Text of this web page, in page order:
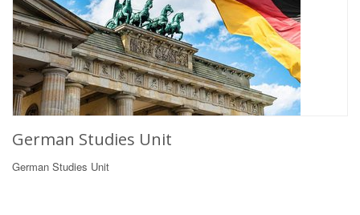
German Studies Unit
German Studies Unit